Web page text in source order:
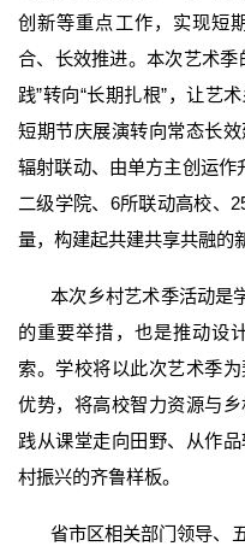
创新等重点工作，实现短
合、长效推进。本次艺术季
践”转向“长期扎根”，让艺
短期节庆展演转向常态长
辐射联动、由单方主创运作
二级学院、6所联动高校、
量，构建起共建共享共融的
本次乡村艺术季活动是
的重要举措，也是推动设
索。学校将以此次艺术季
优势，将高校智力资源与
践从课堂走向田野、从作
村振兴的齐鲁样板。
省市区相关部门领导、